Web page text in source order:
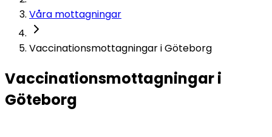
Våra mottagningar
Vaccinationsmottagningar i Göteborg
Vaccinationsmottagningar i
Göteborg